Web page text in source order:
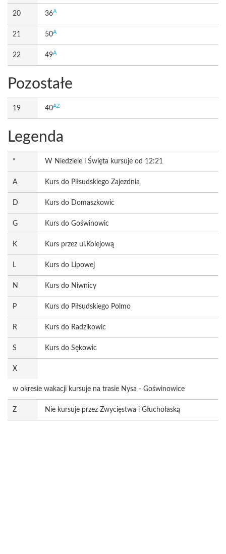
20 36A
21 50A
22 49A
Pozostałe
19 40AZ
Legenda
* W Niedziele i Święta kursuje od 12:21
A Kurs do Piłsudskiego Zajezdnia
D Kurs do Domaszkowic
G Kurs do Goświnowic
K Kurs przez ul.Kolejową
L Kurs do Lipowej
N Kurs do Niwnicy
P Kurs do Piłsudskiego Polmo
R Kurs do Radzikowic
S Kurs do Sękowic
X
w okresie wakacji kursuje na trasie Nysa - Goświnowice
Z Nie kursuje przez Zwycięstwa i Głuchołaską